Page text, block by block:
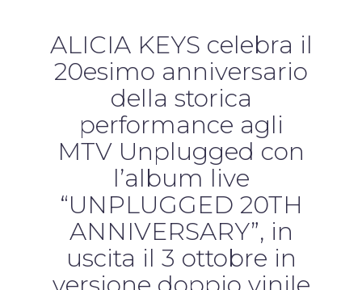
ALICIA KEYS celebra il
20esimo anniversario
della storica
performance agli
MTV Unplugged con
l’album live
“UNPLUGGED 20TH
ANNIVERSARY”, in
uscita il 3 ottobre in